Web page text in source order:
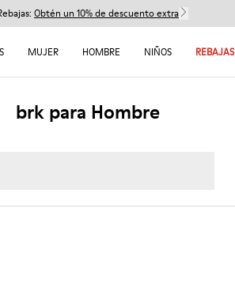
Obtén un 10% de descuento extra
MUJER HOMBRE NIÑOS REBAJAS
brk para Hombre